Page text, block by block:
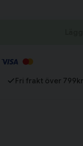
Fri frakt över 799kr